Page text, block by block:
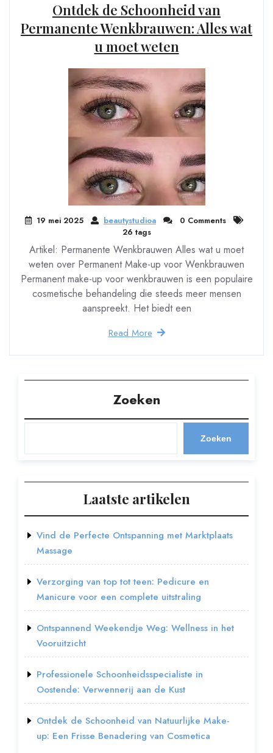
Ontdek de Schoonheid van
Permanente Wenkbrauwen: Alles wat
u moet weten
19 mei 2025 beautystudioa
0 Comments
26 tags
Artikel: Permanente Wenkbrauwen Alles wat u moet
weten over Permanent Make-up voor Wenkbrauwen
Permanent make-up voor wenkbrauwen is een populaire
cosmetische behandeling die steeds meer mensen
aanspreekt. Het biedt een
Read More
Zoeken
Zoeken
Laatste artikelen
Vind de Perfecte Ontspanning met Marktplaats
Massage
Verzorging van top tot teen: Pedicure en
Manicure voor een complete uitstraling
Ontspannend Weekendje Weg: Wellness in het
Vooruitzicht
Professionele Schoonheidsspecialiste in
Oostende: Verwennerij aan de Kust
Ontdek de Schoonheid van Natuurlijke Make-
up: Een Frisse Benadering van Cosmetica